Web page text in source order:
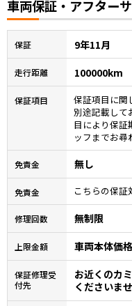
車両保証・アフター
保証 9年11月
走行距離 100000km
保証項目
保証項目に関
別途記載して
目により保証
ッフまでお尋
免責金 無し
免責金 こちらの保証
修理回数 無制限
上限金額 車両本体価格
保証修理受
付先
お近くのカ
くださいませ